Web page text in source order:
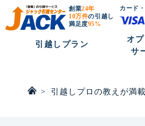
創業24年
10万件の引越し
満足度95%
カード
引越しプラン
オ
サ
> 引越しプロの教えが満